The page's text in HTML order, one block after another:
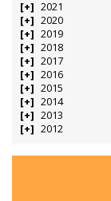
2021
2020
2019
2018
2017
2016
2015
2014
2013
2012